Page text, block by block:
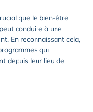
que le bien-être
conduire à une
En reconnaissant cela,
qui
depuis leur lieu de